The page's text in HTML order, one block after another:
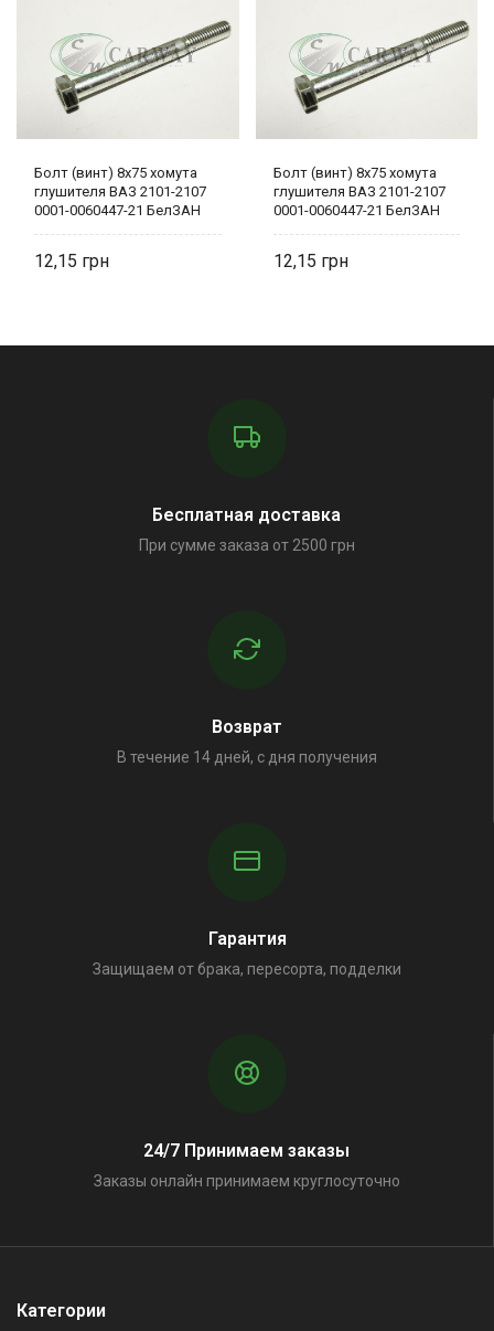
Болт (винт) 8х75 хомута
глушителя ВАЗ 2101-2107
0001-0060447-21 БелЗАН
12,15
Болт (винт) 8х75 хомута
глушителя ВАЗ 2101-2107
0001-0060447-21 БелЗАН
12,15
Бесплатная доставка
При сумме заказа от 2500 грн
Возврат
В течение 14 дней, с дня получения
Гарантия
Защищаем от брака, пересорта, подделки
24/7 Принимаем заказы
Заказы онлайн принимаем круглосуточно
Категории